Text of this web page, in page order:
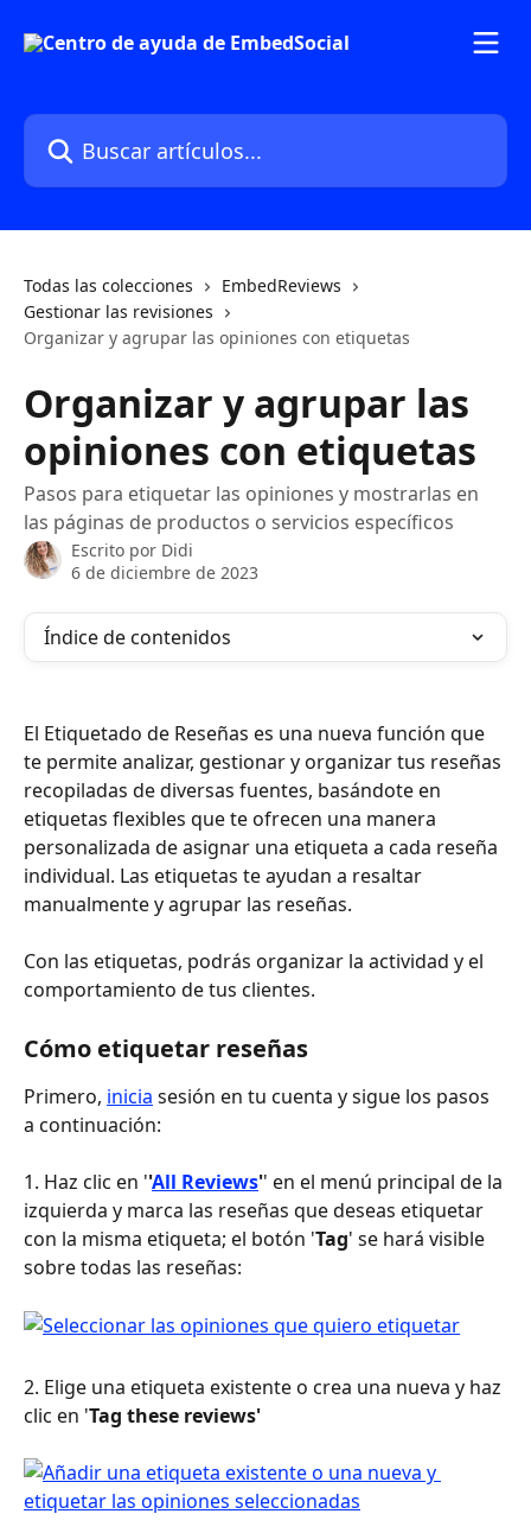
Buscar artículos...
Todas las colecciones
EmbedReviews
Gestionar las revisiones
Organizar y agrupar las opiniones con etiquetas
Organizar y agrupar las
opiniones con etiquetas
Pasos para etiquetar las opiniones y mostrarlas en
las páginas de productos o servicios específicos
Escrito por Didi
6 de diciembre de 2023
Índice de contenidos
El Etiquetado de Reseñas es una nueva función que
te permite analizar, gestionar y organizar tus reseñas
recopiladas de diversas fuentes, basándote en
etiquetas flexibles que te ofrecen una manera
personalizada de asignar una etiqueta a cada reseña
individual. Las etiquetas te ayudan a resaltar
manualmente y agrupar las reseñas.
Con las etiquetas, podrás organizar la actividad y el
comportamiento de tus clientes.
Cómo etiquetar reseñas
Primero, inicia sesión en tu cuenta y sigue los pasos
a continuación:
1. Haz clic en ''All Reviews'' en el menú principal de la
izquierda y marca las reseñas que deseas etiquetar
con la misma etiqueta; el botón 'Tag' se hará visible
sobre todas las reseñas:
2. Elige una etiqueta existente o crea una nueva y haz
clic en 'Tag these reviews'